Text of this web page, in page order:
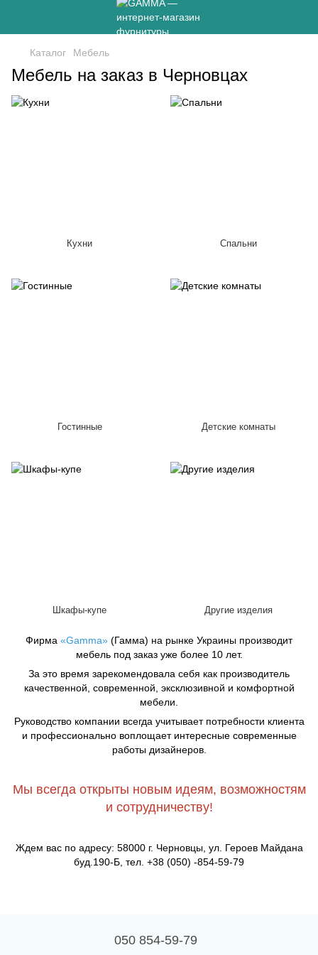
Каталог Мебель
Мебель на заказ в Черновцах
Фирма «Gamma» (Гамма) на рынке Украины производит
мебель под заказ уже более 10 лет.
За это время зарекомендовала себя как производитель
качественной, современной, эксклюзивной и комфортной
мебели.
Руководство компании всегда учитывает потребности клиента
и профессионально воплощает интересные современные
работы дизайнеров.
Мы всегда открыты новым идеям, возможностям
и сотрудничеству!
Ждем вас по адресу: 58000 г. Черновцы, ул. Героев Майдана
буд.190-Б, тел. +38 (050) -854-59-79
Кухни Спальни
Гостинные Детские комнаты
Шкафы-купе Другие изделия
050 854-59-79